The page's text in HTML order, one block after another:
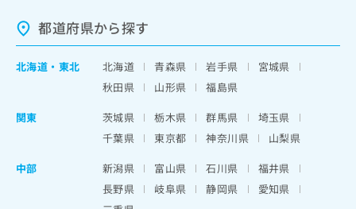
都道府県から探す
北海道 ・ 東北 北海道 青森県 岩手県
宮城県
秋田県
山形県
福島県
関東
茨城県 栃木県 群馬県
埼玉県
千葉県
東京都 神奈川県
山梨県
中部
新潟県 富山県 石川県
福井県
長野県
岐阜県 静岡県
愛知県